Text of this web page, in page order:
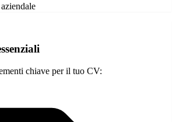
chiave per il tuo CV: